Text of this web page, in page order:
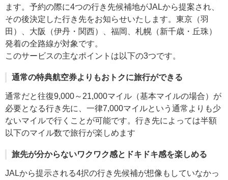
ます。予約の際に4つの行き先候補地がJALから提案され、
その後決定した行き先をお知らせいたします。東京（羽
田）、大阪（伊丹・関西）、福岡、札幌（新千歳・丘珠）
発着の全路線が対象です。
このサービスの主なポイントは以下の3つです。
通常の特典航空券よりもおトクに旅行ができる
通常だと往復9,000～21,000マイル（基本マイルの場合）が
必要となる行き先に、一律7,000マイルという通常よりも少
ないマイルで行くことが可能です。行き先によっては半額
以下のマイル数で旅行が楽しめます
旅先が分からないワクワク感とドキドキ感を楽しめる
JALから提示される4択の行き先候補が想像もしていなかっ